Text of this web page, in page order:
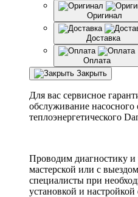
Оригинал
Доставка
Оплата
Закрыть
Для вас сервисное
обслуживание
теплоэнергетического
Проводим диагностику и
мастерской или с
специалисты при
установкой и